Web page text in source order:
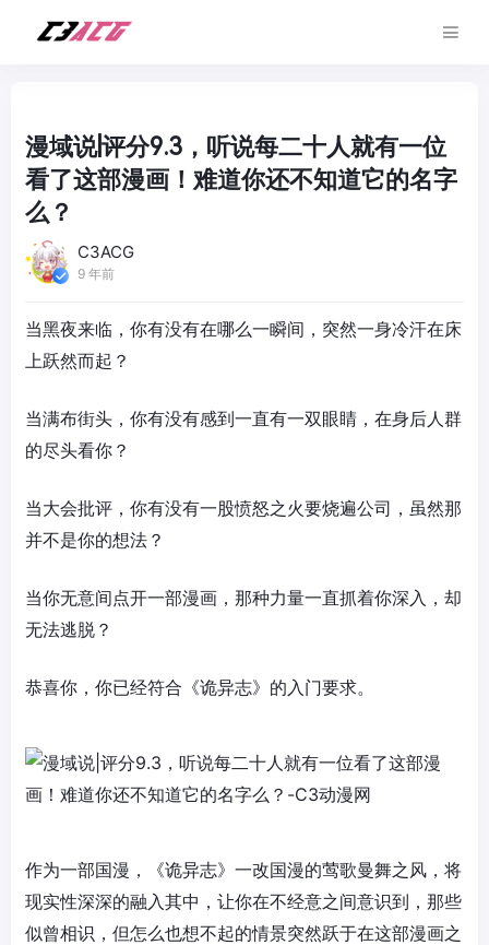
漫域说|评分9.3，听说每二十人就有一位
看了这部漫画！难道你还不知道它的名字
么？
C3ACG
9 年前
当黑夜来临，你有没有在哪么一瞬间，突然一身冷汗在床
上跃然而起？
当满布街头，你有没有感到一直有一双眼睛，在身后人群
的尽头看你？
当大会批评，你有没有一股愤怒之火要烧遍公司，虽然那
并不是你的想法？
当你无意间点开一部漫画，那种力量一直抓着你深入，却
无法逃脱？
恭喜你，你已经符合《诡异志》的入门要求。
作为一部国漫，《诡异志》一改国漫的莺歌曼舞之风，将
现实性深深的融入其中，让你在不经意之间意识到，那些
似曾相识，但怎么也想不起的情景突然跃于在这部漫画之